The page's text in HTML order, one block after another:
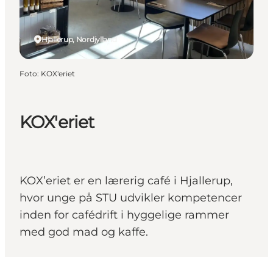
For børn
KOX'eriet
KOX’eriet er en lærerig café i Hjallerup,
hvor unge på STU udvikler kompetencer
inden for cafédrift i hyggelige rammer
med god mad og kaffe.
Hjallerup, Nordjylland
Foto: KOX'eriet